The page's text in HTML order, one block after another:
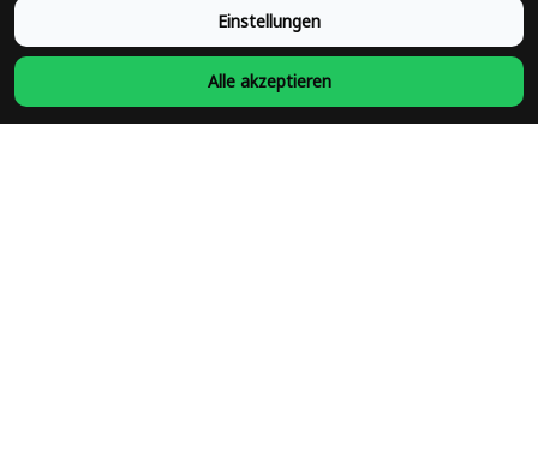
Rückgabepolitik
Einstellungen
Alle akzeptieren